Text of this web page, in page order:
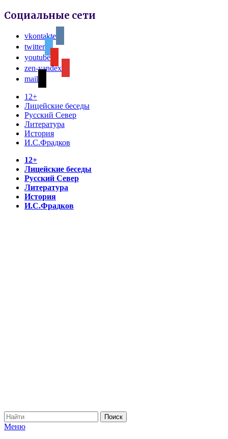
Социальные сети
vkontakte
twitter
youtube
zen-yandex
mail
12+
Лицейские беседы
Русский Север
Литература
История
И.С.Фрадков
12+
Лицейские беседы
Русский Север
Литература
История
И.С.Фрадков
Меню